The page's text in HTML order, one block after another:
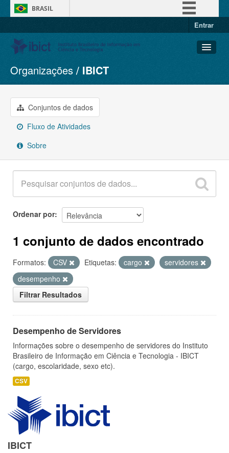
BRASIL
Entrar
Conjuntos de dados
Organizações
Grupos
Sobre
Organizações IBICT
Conjuntos de dados
Fluxo de Atividades
Sobre
Ordenar por
1 conjunto de dados encontrado
Formatos: CSV Etiquetas: cargo
servidores
desempenho
Filtrar Resultados
Desempenho de Servidores
Informações sobre o desempenho de servidores do Instituto
Brasileiro de Informação em Ciência e Tecnologia - IBICT
(cargo, escolaridade, sexo etc).
CSV
IBICT